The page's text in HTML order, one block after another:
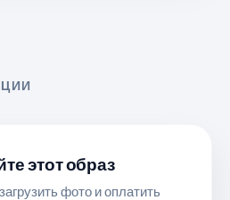
этот образ
фото и оплатить